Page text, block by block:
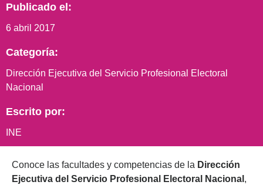
Publicado el:
6 abril 2017
Categoría:
Dirección Ejecutiva del Servicio Profesional Electoral
Nacional
Escrito por:
INE
Conoce las facultades y competencias de la Dirección
Ejecutiva del Servicio Profesional Electoral Nacional ,